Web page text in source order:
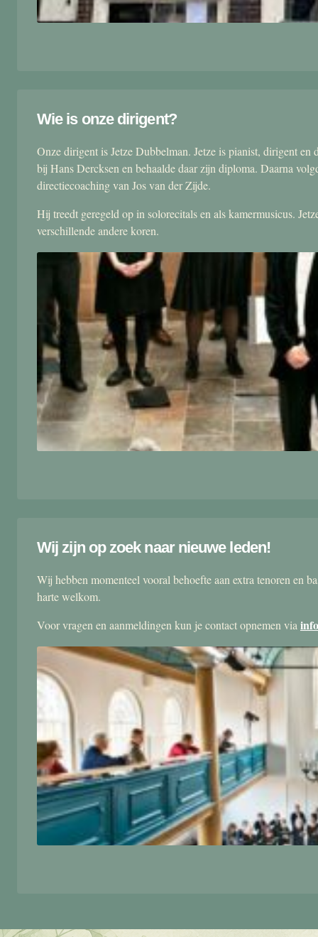
Wie is onze dirigent?
Onze dirigent is Jetze Dubbelman. Jetze is pianist, dirigent
bij Hans Dercksen en behaalde daar zijn diploma. Daarna
directiecoaching van Jos van der Zijde.
Hij treedt geregeld op in solorecitals en als kamermusicus.
verschillende andere koren.
Wij zijn op zoek naar nieuwe leden!
Wij hebben momenteel vooral behoefte aan extra tenoren en
harte welkom.
Voor vragen en aanmeldingen kun je contact opnemen via